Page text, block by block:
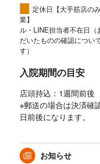
定休日【大手筋店の
業】 【
ル・LINE担当者不在日
だいたものの確認につい
す）
入院期間の目安
店頭持込：1週間前後
※郵送の場合は決済確
日前後になります。
お知らせ